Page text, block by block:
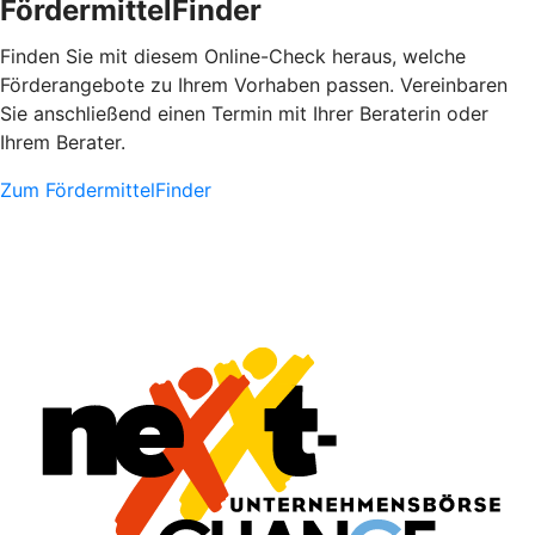
FördermittelFinder
Finden Sie mit diesem Online-Check heraus, welche
Förderangebote zu Ihrem Vorhaben passen. Vereinbaren
Sie anschließend einen Termin mit Ihrer Beraterin oder
Ihrem Berater.
Zum FördermittelFinder